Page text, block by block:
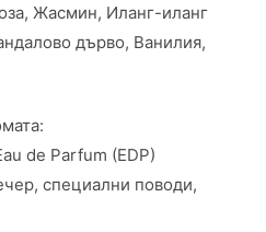
Жасмин, Иланг-иланг
дърво, Ванилия,
de Parfum (EDP)
специални поводи,